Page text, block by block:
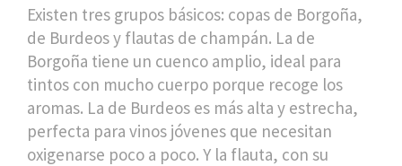
Existen tres grupos básicos: copas de Borgoña,
de Burdeos y flautas de champán. La de
Borgoña tiene un cuenco amplio, ideal para
tintos con mucho cuerpo porque recoge los
aromas. La de Burdeos es más alta y estrecha,
perfecta para vinos jóvenes que necesitan
oxigenarse poco a poco. Y la flauta, con su